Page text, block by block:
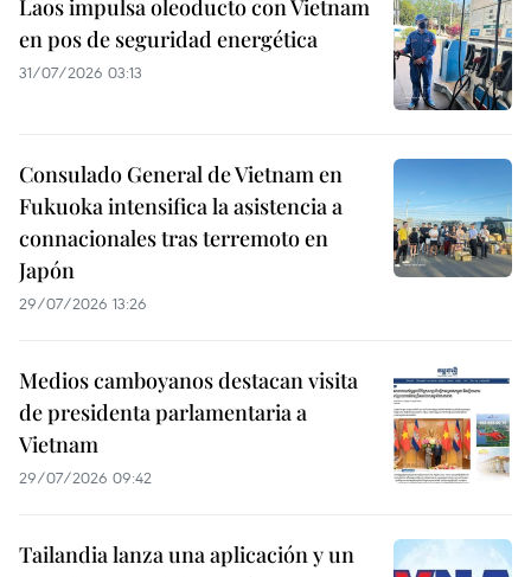
deja varios muertos y desaparecidos
02/08/2026 11:18
Medios japoneses destacan acto
heroico de cinco trabajadores
vietnamitas
31/07/2026 07:56
en pos de seguridad energética
31/07/2026 03:13
Fukuoka intensifica la asistencia a
connacionales tras terremoto en